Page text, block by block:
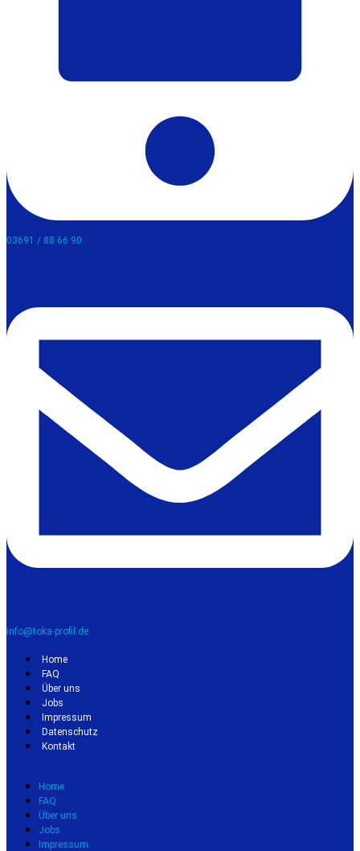
03691 / 88 66 90​
info@toka-profil.de
Home
FAQ
Über uns
Jobs
Impressum
Datenschutz
Kontakt
Home
FAQ
Über uns
Jobs
Impressum